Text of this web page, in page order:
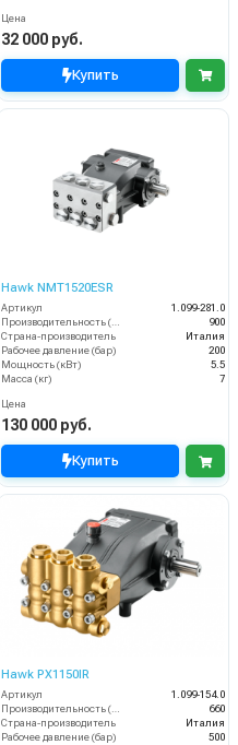
Цена
32 000 руб.
Купить
Hawk NMT1520ESR
Артикул
1.099-281.0
Производительность (л/ч)
900
Страна-производитель
Италия
Рабочее давление (бар)
200
Мощность (кВт)
5.5
Масса (кг)
7
Цена
130 000 руб.
Купить
Hawk PX1150IR
Артикул
1.099-154.0
Производительность (л/ч)
660
Страна-производитель
Италия
Рабочее давление (бар)
500